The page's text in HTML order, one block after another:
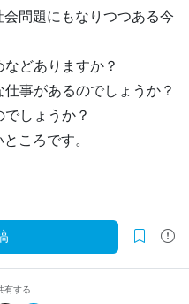
問題にもなりつつある今
どありますか？
事があるのでしょうか？
しょうか？
ころです。
有する